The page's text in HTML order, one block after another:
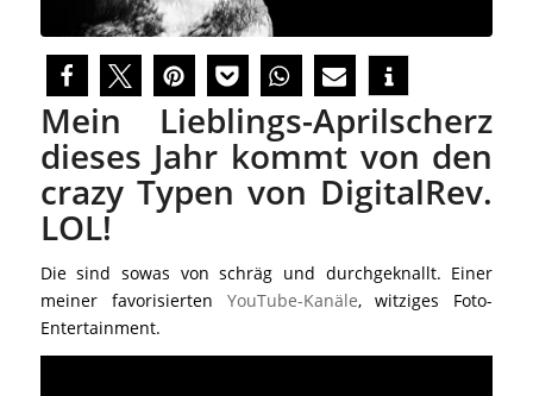
Mein Lieblings-Aprilscherz
dieses Jahr kommt von den
crazy Typen von DigitalRev.
LOL!
Die sind sowas von schräg und durchgeknallt. Einer
meiner favorisierten YouTube-Kanäle, witziges Foto-
Entertainment.